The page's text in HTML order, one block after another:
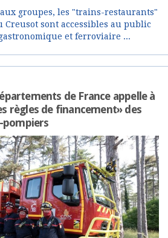
groupes, les "trains-restaurants"
Creusot sont accessibles au public
et ferroviaire ...
de France appelle à
règles de financement» des
pompiers